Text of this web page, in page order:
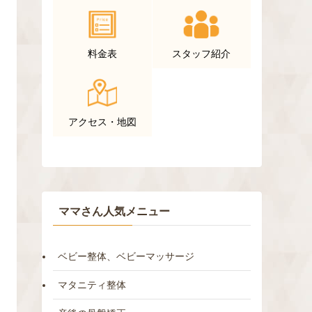
料金表 スタッフ紹介
アクセス・地図
ママさん人気メニュー
ベビー整体、ベビーマッサージ
マタニティ整体